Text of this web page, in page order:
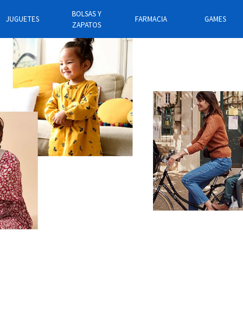
JUGUETES
BOLSAS Y
ZAPATOS
FARMACIA GAMES